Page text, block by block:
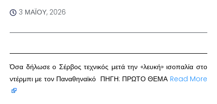
3 ΜΑΪ́ΟΥ, 2026
Όσα δήλωσε ο Σέρβος τεχνικός μετά την «λευκή» ισοπαλία στο
ντέρμπι με τον Παναθηναϊκό ΠΗΓΗ: ΠΡΩΤΟ ΘΕΜΑ Read More